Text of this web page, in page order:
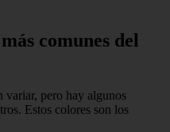
comunes del
variar, pero hay algunos
Estos colores son los